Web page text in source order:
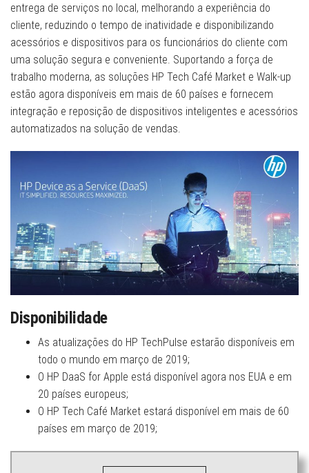
entrega de serviços no local, melhorando a experiência do
cliente, reduzindo o tempo de inatividade e disponibilizando
acessórios e dispositivos para os funcionários do cliente com
uma solução segura e conveniente. Suportando a força de
trabalho moderna, as soluções HP Tech Café Market e Walk-up
estão agora disponíveis em mais de 60 países e fornecem
integração e reposição de dispositivos inteligentes e acessórios
automatizados na solução de vendas.
Disponibilidade
As atualizações do HP TechPulse estarão disponíveis em
todo o mundo em março de 2019;
O HP DaaS for Apple está disponível agora nos EUA e em
20 países europeus;
O HP Tech Café Market estará disponível em mais de 60
países em março de 2019;